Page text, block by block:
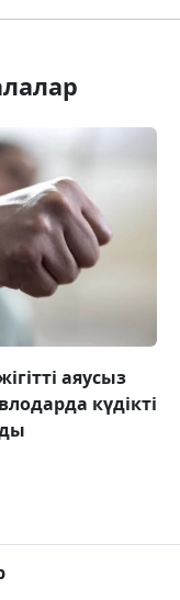
аяусыз
күдікті